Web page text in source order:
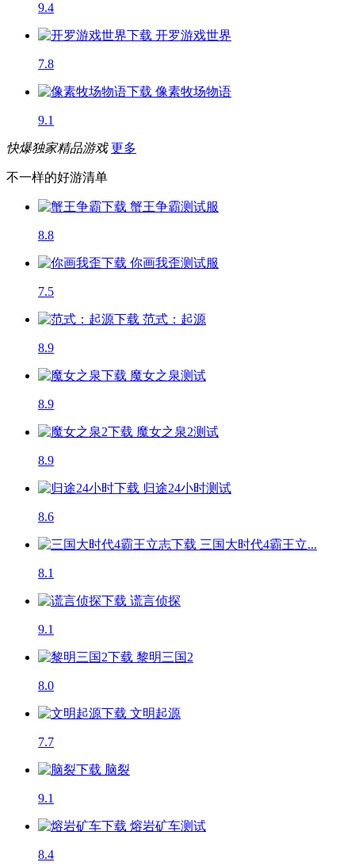
9.4
开罗游戏世界
7.8
像素牧场物语
9.1
快爆独家精品游戏 更多
不一样的好游清单
蟹王争霸测试服
8.8
你画我歪测试服
7.5
范式：起源
8.9
魔女之泉测试
8.9
魔女之泉2测试
8.9
归途24小时测试
8.6
三国大时代4霸王立...
8.1
谎言侦探
9.1
黎明三国2
8.0
文明起源
7.7
脑裂
9.1
熔岩矿车测试
8.4